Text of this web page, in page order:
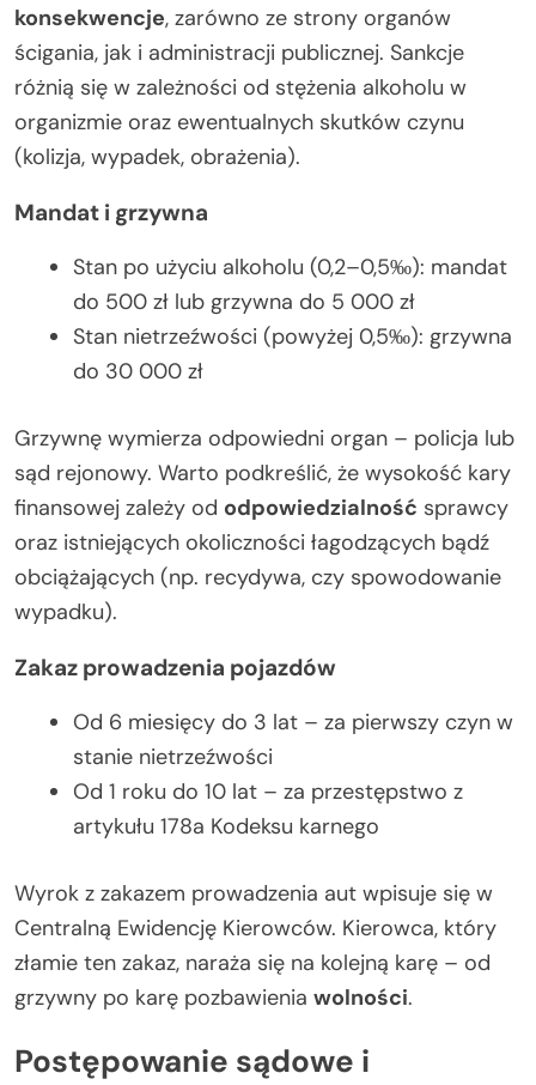
konsekwencje, zarówno ze strony organów
ścigania, jak i administracji publicznej. Sankcje
różnią się w zależności od stężenia alkoholu w
organizmie oraz ewentualnych skutków czynu
(kolizja, wypadek, obrażenia).
Mandat i grzywna
Stan po użyciu alkoholu (0,2–0,5‰): mandat
do 500 zł lub grzywna do 5 000 zł
Stan nietrzeźwości (powyżej 0,5‰): grzywna
do 30 000 zł
Grzywnę wymierza odpowiedni organ – policja lub
sąd rejonowy. Warto podkreślić, że wysokość kary
finansowej zależy od odpowiedzialność sprawcy
oraz istniejących okoliczności łagodzących bądź
obciążających (np. recydywa, czy spowodowanie
wypadku).
Zakaz prowadzenia pojazdów
Od 6 miesięcy do 3 lat – za pierwszy czyn w
stanie nietrzeźwości
Od 1 roku do 10 lat – za przestępstwo z
artykułu 178a Kodeksu karnego
Wyrok z zakazem prowadzenia aut wpisuje się w
Centralną Ewidencję Kierowców. Kierowca, który
złamie ten zakaz, naraża się na kolejną karę – od
grzywny po karę pozbawienia wolności.
Postępowanie sądowe i